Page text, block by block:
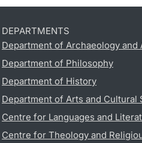
DEPARTMENTS
Department of Archaeology and
Department of Philosophy
Department of History
Department of Arts and Cultural
Centre for Languages and
Centre for Theology and